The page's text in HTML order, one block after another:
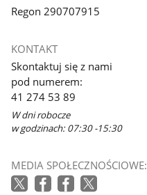
Regon 290707915
KONTAKT
Skontaktuj się z nami
pod numerem:
41 274 53 89
W dni robocze
w godzinach: 07:30 -15:30
MEDIA SPOŁECZNOŚCIOWE: